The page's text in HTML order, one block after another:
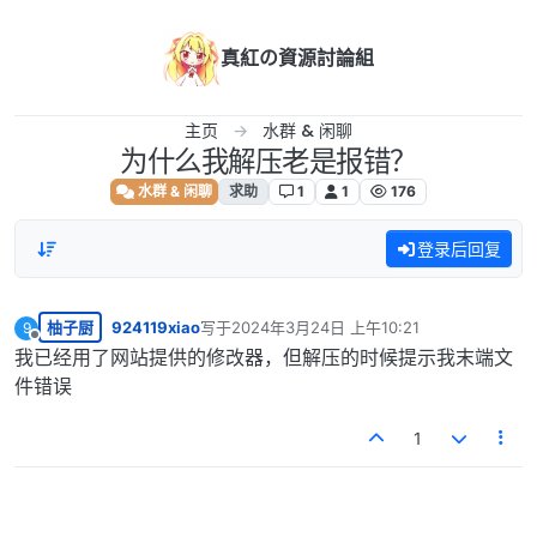
真紅の資源討論組
主页 水群 & 闲聊
为什么我解压老是报错？
水群 & 闲聊 求助 1 1 176
登录后回复
9
离线
柚子厨 924119xiao写于2024年3月24日 上午10:21
最后由 编辑
我已经用了网站提供的修改器，但解压的时候提示我末端文
件错误
1